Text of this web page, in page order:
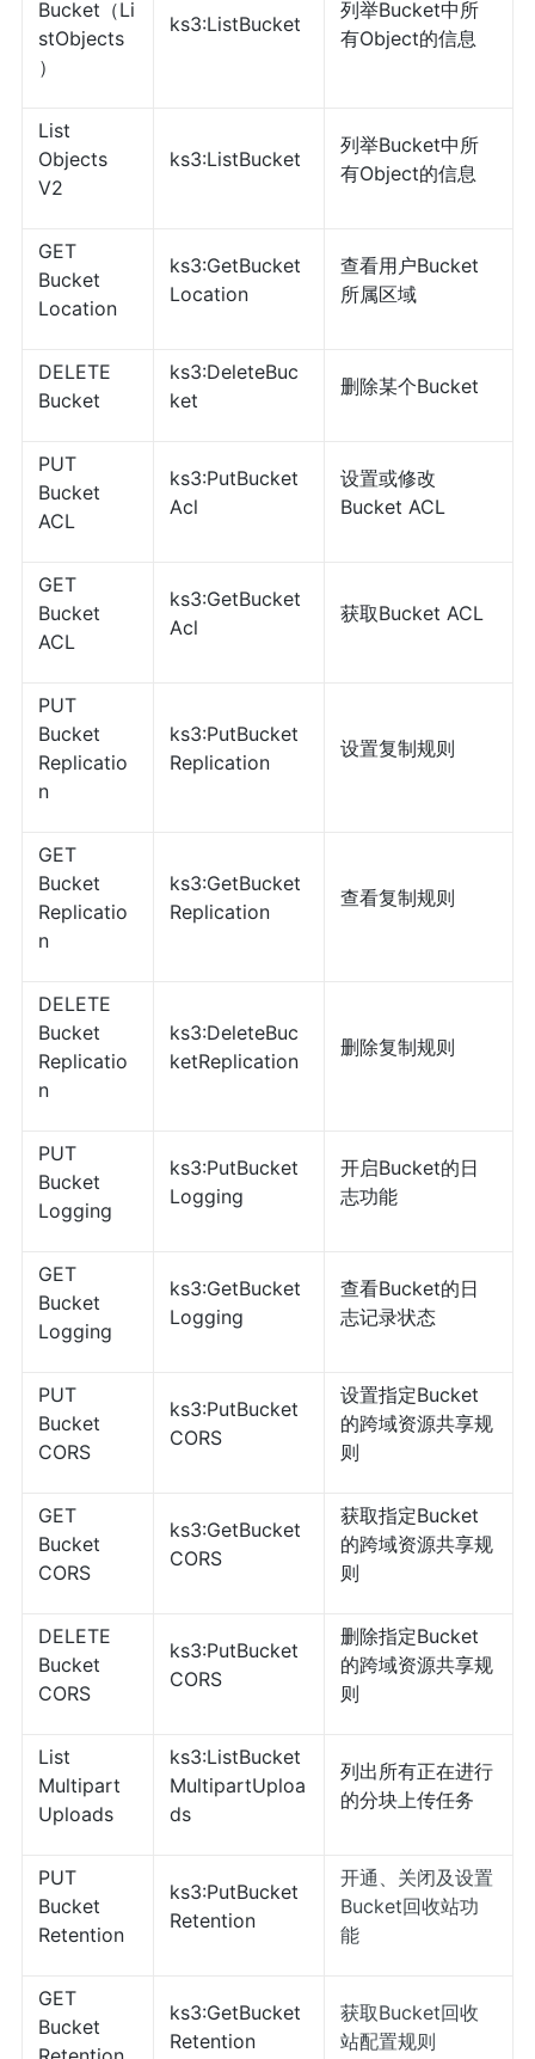
Bucket（Li
stObjects
）
ks3:ListBucket
列举Bucket中所
有Object的信息
List
Objects
V2
ks3:ListBucket
列举Bucket中所
有Object的信息
GET
Bucket
Location
ks3:GetBucket
Location
查看用户Bucket
所属区域
DELETE
Bucket
ks3:DeleteBuc
ket
删除某个Bucket
PUT
Bucket
ACL
ks3:PutBucket
Acl
设置或修改
Bucket ACL
GET
Bucket
ACL
ks3:GetBucket
Acl
获取Bucket ACL
PUT
Bucket
Replicatio
n
ks3:PutBucket
Replication
设置复制规则
GET
Bucket
Replicatio
n
ks3:GetBucket
Replication
查看复制规则
DELETE
Bucket
Replicatio
n
ks3:DeleteBuc
ketReplication
删除复制规则
PUT
Bucket
Logging
ks3:PutBucket
Logging
开启Bucket的日
志功能
GET
Bucket
Logging
ks3:GetBucket
Logging
查看Bucket的日
志记录状态
PUT
Bucket
CORS
ks3:PutBucket
CORS
设置指定Bucket
的跨域资源共享规
则
GET
Bucket
CORS
ks3:GetBucket
CORS
获取指定Bucket
的跨域资源共享规
则
DELETE
Bucket
CORS
ks3:PutBucket
CORS
删除指定Bucket
的跨域资源共享规
则
List
Multipart
Uploads
ks3:ListBucket
MultipartUploa
ds
列出所有正在进行
的分块上传任务
PUT
Bucket
Retention
ks3:PutBucket
Retention
开通、关闭及设置
Bucket回收站功
能
GET
Bucket
ks3:GetBucket
Retention
获取Bucket回收
站配置规则